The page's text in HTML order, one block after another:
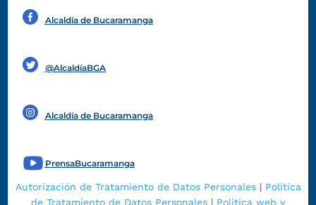
Alcaldía de Bucaramanga
@AlcaldíaBGA
Alcaldía de Bucaramanga
PrensaBucaramanga
Autorización de Tratamiento de Datos Personales| Política
de Tratamiento de Datos Personales | Política web y